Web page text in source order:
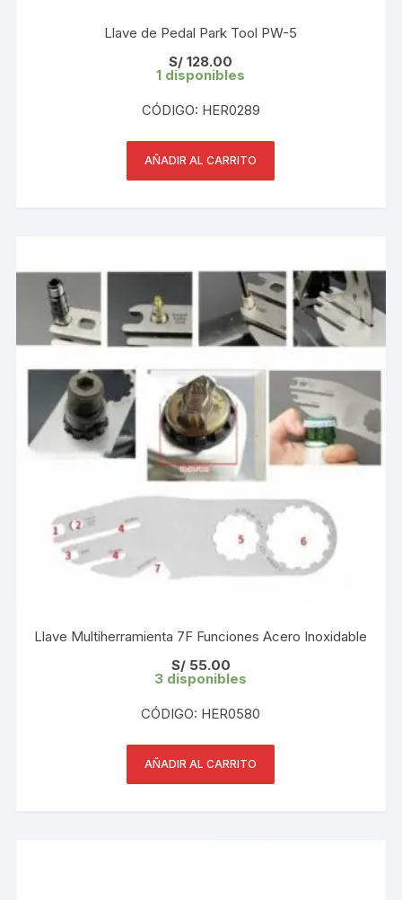
Llave de Pedal Park Tool PW-5
S/ 128.00
1 disponibles
CÓDIGO: HER0289
AÑADIR AL CARRITO
Llave Multiherramienta 7F Funciones Acero Inoxidable
S/55.00
3 disponibles
CÓDIGO: HER0580
AÑADIR AL CARRITO